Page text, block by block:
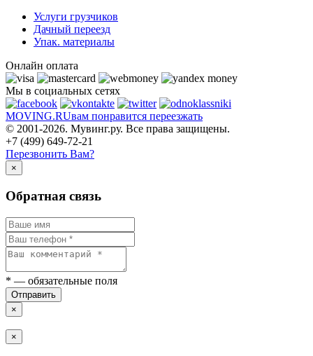
Услуги грузчиков
Дачный переезд
Упак. материалы
Онлайн оплата
Мы в социальных сетях
MOVING.RUвам понравится переезжать
© 2001-2026. Мувинг.ру. Все права защищены.
+7 (499) 649-72-21
Перезвонить Вам?
×
Обратная связь
* — обязательные поля
Отправить
×
×